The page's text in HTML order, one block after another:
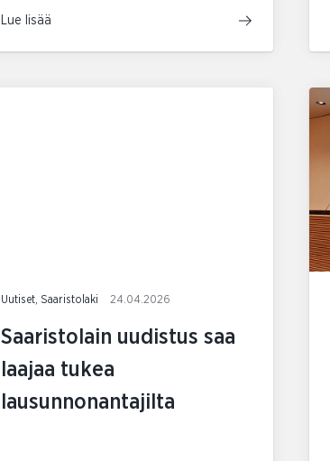
Lue lisää
Uutiset, Saaristolaki 24.04.2026
Saaristolain uudistus saa
laajaa tukea
lausunnonantajilta